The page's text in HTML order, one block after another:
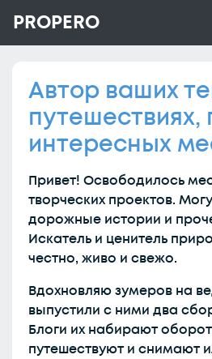
PROPERO
Автор ваших
путешествиях,
интересных
Привет! Освободилось
творческих проектов.
дорожные истории и
Искатель и ценитель
честно, живо и свежо.
Вдохновляю зумеров на
выпустили с ними два
Блоги их набирают
путешествуют и снимают